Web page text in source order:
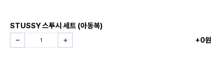
STUSSY 스투시 세트 (아동복)
+0원